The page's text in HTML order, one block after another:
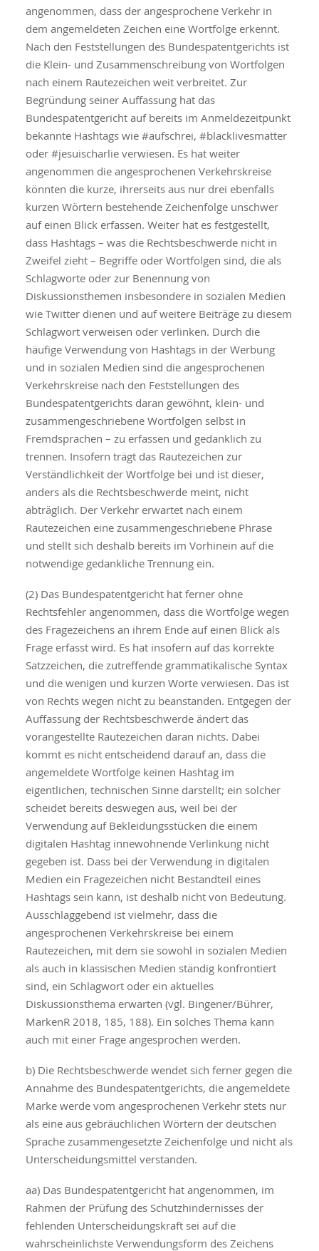
angenommen, dass der angesprochene Verkehr in
dem angemeldeten Zeichen eine Wortfolge erkennt.
Nach den Feststellungen des Bundespatentgerichts ist
die Klein- und Zusammenschreibung von Wortfolgen
nach einem Rautezeichen weit verbreitet. Zur
Begründung seiner Auffassung hat das
Bundespatentgericht auf bereits im Anmeldezeitpunkt
bekannte Hashtags wie #aufschrei, #blacklivesmatter
oder #jesuischarlie verwiesen. Es hat weiter
angenommen die angesprochenen Verkehrskreise
könnten die kurze, ihrerseits aus nur drei ebenfalls
kurzen Wörtern bestehende Zeichenfolge unschwer
auf einen Blick erfassen. Weiter hat es festgestellt,
dass Hashtags – was die Rechtsbeschwerde nicht in
Zweifel zieht – Begriffe oder Wortfolgen sind, die als
Schlagworte oder zur Benennung von
Diskussionsthemen insbesondere in sozialen Medien
wie Twitter dienen und auf weitere Beiträge zu diesem
Schlagwort verweisen oder verlinken. Durch die
häufige Verwendung von Hashtags in der Werbung
und in sozialen Medien sind die angesprochenen
Verkehrskreise nach den Feststellungen des
Bundespatentgerichts daran gewöhnt, klein- und
zusammengeschriebene Wortfolgen selbst in
Fremdsprachen – zu erfassen und gedanklich zu
trennen. Insofern trägt das Rautezeichen zur
Verständlichkeit der Wortfolge bei und ist dieser,
anders als die Rechtsbeschwerde meint, nicht
abträglich. Der Verkehr erwartet nach einem
Rautezeichen eine zusammengeschriebene Phrase
und stellt sich deshalb bereits im Vorhinein auf die
notwendige gedankliche Trennung ein.
(2) Das Bundespatentgericht hat ferner ohne
Rechtsfehler angenommen, dass die Wortfolge wegen
des Fragezeichens an ihrem Ende auf einen Blick als
Frage erfasst wird. Es hat insofern auf das korrekte
Satzzeichen, die zutreffende grammatikalische Syntax
und die wenigen und kurzen Worte verwiesen. Das ist
von Rechts wegen nicht zu beanstanden. Entgegen der
Auffassung der Rechtsbeschwerde ändert das
vorangestellte Rautezeichen daran nichts. Dabei
kommt es nicht entscheidend darauf an, dass die
angemeldete Wortfolge keinen Hashtag im
eigentlichen, technischen Sinne darstellt; ein solcher
scheidet bereits deswegen aus, weil bei der
Verwendung auf Bekleidungsstücken die einem
digitalen Hashtag innewohnende Verlinkung nicht
gegeben ist. Dass bei der Verwendung in digitalen
Medien ein Fragezeichen nicht Bestandteil eines
Hashtags sein kann, ist deshalb nicht von Bedeutung.
Ausschlaggebend ist vielmehr, dass die
angesprochenen Verkehrskreise bei einem
Rautezeichen, mit dem sie sowohl in sozialen Medien
als auch in klassischen Medien ständig konfrontiert
sind, ein Schlagwort oder ein aktuelles
Diskussionsthema erwarten (vgl. Bingener/Bührer,
MarkenR 2018, 185, 188). Ein solches Thema kann
auch mit einer Frage angesprochen werden.
b) Die Rechtsbeschwerde wendet sich ferner gegen die
Annahme des Bundespatentgerichts, die angemeldete
Marke werde vom angesprochenen Verkehr stets nur
als eine aus gebräuchlichen Wörtern der deutschen
Sprache zusammengesetzte Zeichenfolge und nicht als
Unterscheidungsmittel verstanden.
aa) Das Bundespatentgericht hat angenommen, im
Rahmen der Prüfung des Schutzhindernisses der
fehlenden Unterscheidungskraft sei auf die
wahrscheinlichste Verwendungsform des Zeichens